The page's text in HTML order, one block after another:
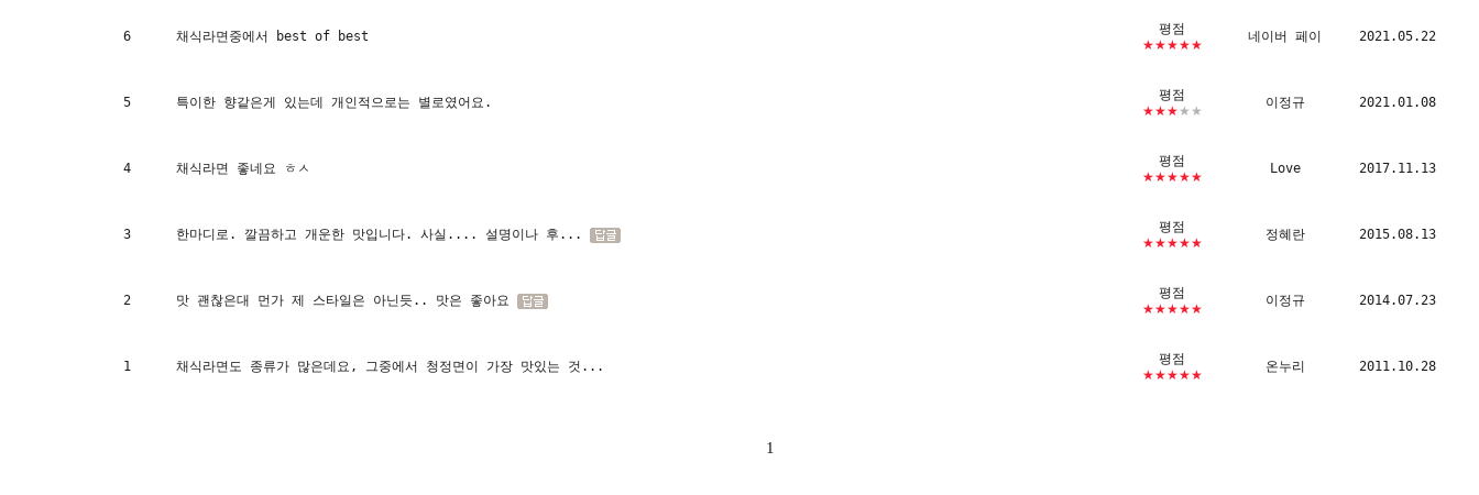
6 채식라면중에서 best of best
평점
★★★★★
네이버 페이 2021.05.22
5 특이한 향같은게 있는데 개인적으로는 별로였어요.
평점
★★★★★
이정규 2021.01.08
4 채식라면 좋네요 ㅎㅅ
평점
★★★★★
Love 2017.11.13
3 한마디로. 깔끔하고 개운한 맛입니다. 사실.... 설명이나 후...
평점
★★★★★
정혜란 2015.08.13
2 맛 괜찮은대 먼가 제 스타일은 아닌듯.. 맛은 좋아요
평점
★★★★★
이정규 2014.07.23
1 채식라면도 종류가 많은데요, 그중에서 청정면이 가장 맛있는 것...
평점
★★★★★
온누리 2011.10.28
1